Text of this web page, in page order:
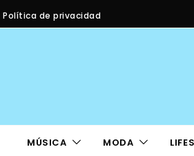
Política de privacidad
MÚSICA MODA